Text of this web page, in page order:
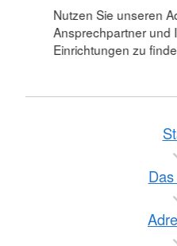
Nutzen Sie unseren
Ansprechpartner und
Einrichtungen zu